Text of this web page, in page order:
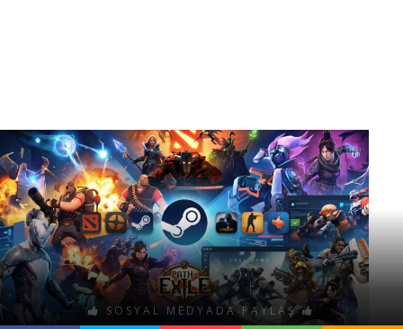
SOSYAL MEDYADA PAYLAŞ